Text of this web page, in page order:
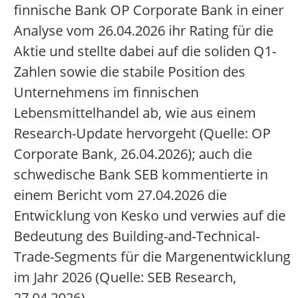
finnische Bank OP Corporate Bank in einer
Analyse vom 26.04.2026 ihr Rating für die
Aktie und stellte dabei auf die soliden Q1-
Zahlen sowie die stabile Position des
Unternehmens im finnischen
Lebensmittelhandel ab, wie aus einem
Research-Update hervorgeht (Quelle: OP
Corporate Bank, 26.04.2026); auch die
schwedische Bank SEB kommentierte in
einem Bericht vom 27.04.2026 die
Entwicklung von Kesko und verwies auf die
Bedeutung des Building-and-Technical-
Trade-Segments für die Margenentwicklung
im Jahr 2026 (Quelle: SEB Research,